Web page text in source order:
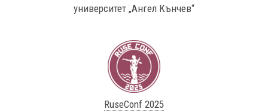
университет „Ангел Кънчев“
RuseConf 2025